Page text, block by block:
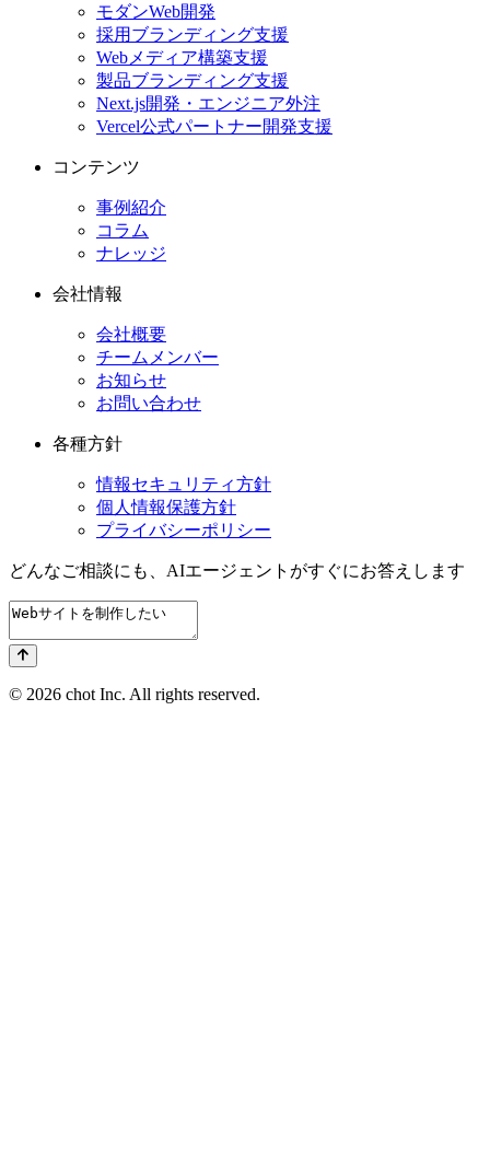
モダンWeb開発
採用ブランディング支援
Webメディア構築支援
製品ブランディング支援
Next.js開発・エンジニア外注
Vercel公式パートナー開発支援
コンテンツ
事例紹介
コラム
ナレッジ
会社情報
会社概要
チームメンバー
お知らせ
お問い合わせ
各種方針
情報セキュリティ方針
個人情報保護方針
プライバシーポリシー
どんなご相談にも、 AIエージェントがすぐにお答えします
© 2026 chot Inc. All rights reserved.